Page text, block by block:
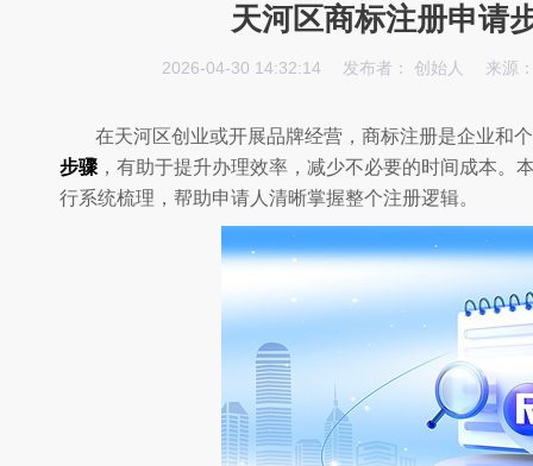
天河区商标注册申请
2026-04-30 14:32:14 发布者： 创始人 来源
在天河区创业或开展品牌经营，商标注册是企业和
步骤 ，有助于提升办理效率，减少不必要的时间成本。
行系统梳理，帮助申请人清晰掌握整个注册逻辑。